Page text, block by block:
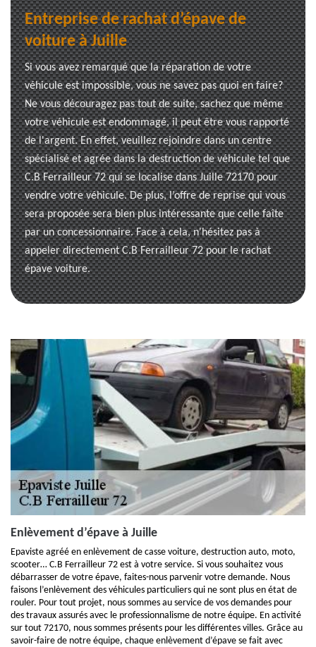
Entreprise de rachat d’épave de
voiture à Juille
Si vous avez remarqué que la réparation de votre
véhicule est impossible, vous ne savez pas quoi en faire?
Ne vous découragez pas tout de suite, sachez que même
votre véhicule est endommagé, il peut être vous rapporté
de l'argent. En effet, veuillez rejoindre dans un centre
spécialisé et agrée dans la destruction de véhicule tel que
C.B Ferrailleur 72 qui se localise dans Juille 72170 pour
vendre votre véhicule. De plus, l’offre de reprise qui vous
sera proposée sera bien plus intéressante que celle faîte
par un concessionnaire. Face à cela, n'hésitez pas à
appeler directement C.B Ferrailleur 72 pour le rachat
épave voiture.
Enlèvement d’épave à Juille
Epaviste agréé en enlèvement de casse voiture, destruction auto, moto,
scooter… C.B Ferrailleur 72 est à votre service. Si vous souhaitez vous
débarrasser de votre épave, faites-nous parvenir votre demande. Nous
faisons l’enlèvement des véhicules particuliers qui ne sont plus en état de
rouler. Pour tout projet, nous sommes au service de vos demandes pour
des travaux assurés avec le professionnalisme de notre équipe. En activité
sur tout 72170, nous sommes présents pour les différentes villes. Grâce au
savoir-faire de notre équipe, chaque enlèvement d’épave se fait avec